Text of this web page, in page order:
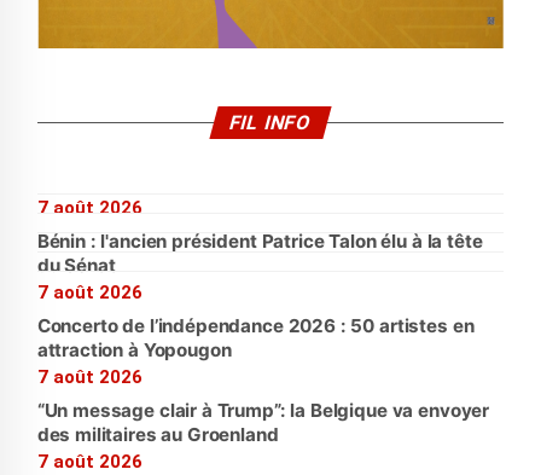
FIL INFO
7 août 2026
Bénin : l'ancien président Patrice Talon élu à la tête
du Sénat
7 août 2026
Concerto de l’indépendance 2026 : 50 artistes en
attraction à Yopougon
7 août 2026
“Un message clair à Trump”: la Belgique va envoyer
des militaires au Groenland
7 août 2026